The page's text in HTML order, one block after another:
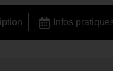
Infos